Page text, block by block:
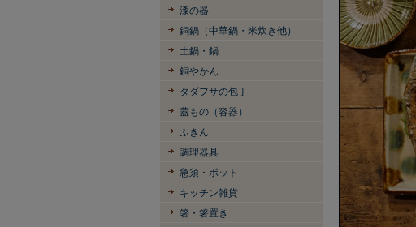
漆の器
銅鍋（中華鍋・米炊き他）
土鍋・鍋
銅やかん
タダフサの包丁
蓋もの（容器）
ふきん
調理器具
急須・ポット
キッチン雑貨
箸・箸置き